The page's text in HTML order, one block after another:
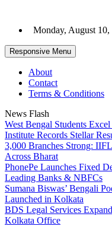
content
Monday, August 10,
Responsive Menu
About
Contact
Terms & Conditions
News Flash
West Bengal Students
Institute Records Stellar
3,000 Branches Strong:
Across Bharat
PhonePe Launches Fixed
Leading Banks & NBFCs
Sumana Biswas’ Bengali
Launched in Kolkata
BDS Legal Services
Kolkata Office